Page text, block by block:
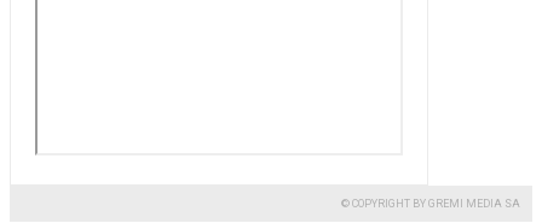
© COPYRIGHT BY GREMI MEDIA SA